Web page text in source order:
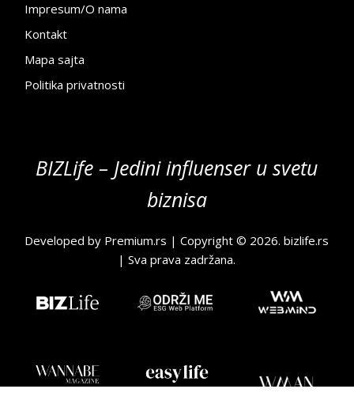
Impresum/O nama
Kontakt
Mapa sajta
Politika privatnosti
BIZLife – Jedini influenser u svetu
biznisa
Developed by Premium.rs | Copyright © 2026.bizlife.rs
| Sva prava zadržana.